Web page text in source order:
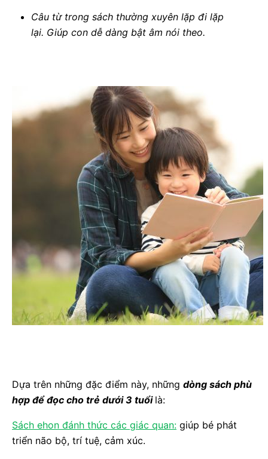
Câu từ trong sách thường xuyên lặp đi lặp
lại. Giúp con dễ dàng bật âm nói theo.
Dựa trên những đặc điểm này, những dòng sách phù
hợp để đọc cho trẻ dưới 3 tuổi là:
Sách ehon đánh thức các giác quan: giúp bé phát
triển não bộ, trí tuệ, cảm xúc.